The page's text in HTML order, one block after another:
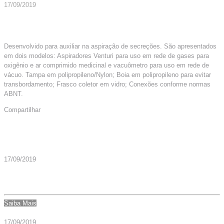
17/09/2019
Desenvolvido para auxiliar na aspiração de secreções. São apresentados
em dois modelos: Aspiradores Venturi para uso em rede de gases para
oxigênio e ar comprimido medicinal e vacuômetro para uso em rede de
vácuo. Tampa em polipropileno/Nylon; Boia em polipropileno para evitar
transbordamento; Frasco coletor em vidro; Conexões conforme normas
ABNT.
Compartilhar
17/09/2019
Saiba Mais
17/09/2019